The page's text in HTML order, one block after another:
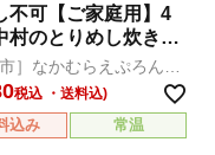
不可【ご家庭用】4
のとりめし炊き込
ト
市］なかむらえぷろん倶
税込
込み 常温